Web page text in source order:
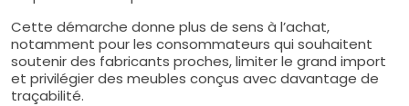
Cette démarche donne plus de sens à l’achat,
notamment pour les consommateurs qui souhaitent
soutenir des fabricants proches, limiter le grand import
et privilégier des meubles conçus avec davantage de
traçabilité.